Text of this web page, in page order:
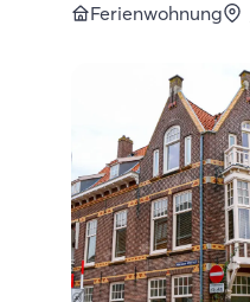
Ferienwohnung